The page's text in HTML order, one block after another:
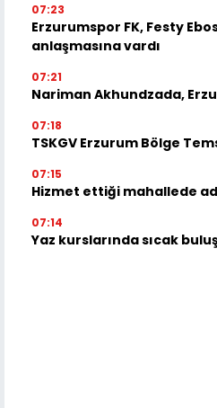
07:23
Erzurumspor FK, Festy
anlaşmasına vardı
07:21
Nariman Akhundzada,
07:18
TSKGV Erzurum Bölge
07:15
Hizmet ettiği mahallede
07:14
Yaz kurslarında sıcak